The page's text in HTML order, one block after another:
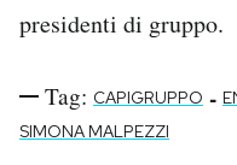
presidenti di gruppo.
Tag: CAPIGRUPPO -
SIMONA MALPEZZI